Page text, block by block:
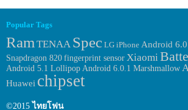
Popular Tags
Ram TENAA Spec LG iPhone Android
Snapdragon 820 fingerprint sensorXiaomi
Android 5.1 Lollipop Android 6.0.1 Marshmallow
Huawei chipset
©2015 ไทยโฟน